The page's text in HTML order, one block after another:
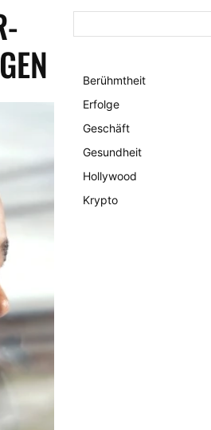
Berühmtheit
Erfolge
Geschäft
Gesundheit
Hollywood
Krypto